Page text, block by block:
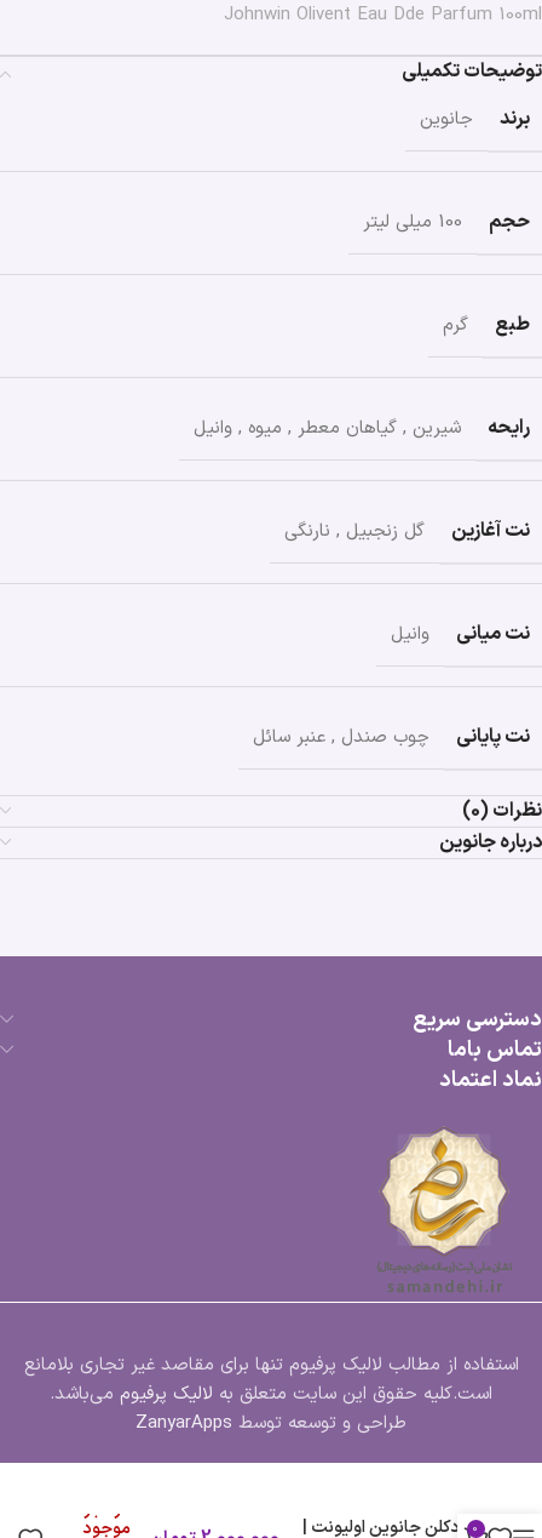
Johnwin Olivent Eau Dde Parfum 100ml
توضیحات تکمیلی
برند
جانوین
حجم 100 میلی لیتر
طبع گرم
رایحه شیرین , گیاهان معطر , میوه , وانیل
نت آغازین گل زنجبیل , نارنگی
نت میانی وانیل
نت پایانی چوب صندل , عنبر سائل
نظرات (0)
درباره جانوین
دسترسی سریع
تماس باما
نماد اعتماد
استفاده از مطالب لالیک پرفیوم تنها برای مقاصد غیر تجاری بلامانع
است.کلیه حقوق این سایت متعلق به لالیک پرفیوم می‌باشد.
طراحی و توسعه توسط ZanyarApps
ادکلن جانوین اولیونت |
در انبار
موجود 0